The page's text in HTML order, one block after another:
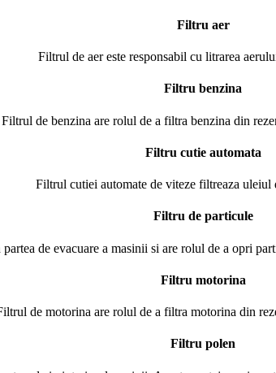
Filtru aer
Filtrul de aer este responsabil cu litrarea
Filtru benzina
Filtrul de benzina are rolul de a filtra benzina din
Filtru cutie automata
Filtrul cutiei automate de viteze filtreaza uleiul
Filtru de particule
de evacuare a masinii si are rolul de a opri
Filtru motorina
de motorina are rolul de a filtra motorina din
Filtru polen